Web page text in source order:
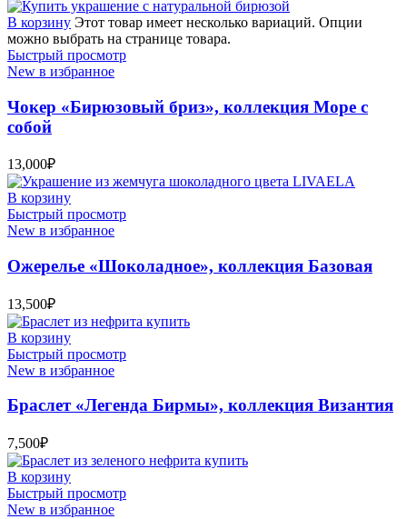
В корзину Этот товар имеет несколько вариаций. Опции
можно выбрать на странице товара.
Быстрый просмотр
New в избранное
Чокер «Бирюзовый бриз», коллекция Море с
собой
13,000₽
В корзину
Быстрый просмотр
New в избранное
Ожерелье «Шоколадное», коллекция Базовая
13,500₽
В корзину
Быстрый просмотр
New в избранное
Браслет «Легенда Бирмы», коллекция Византия
7,500₽
В корзину
Быстрый просмотр
New в избранное